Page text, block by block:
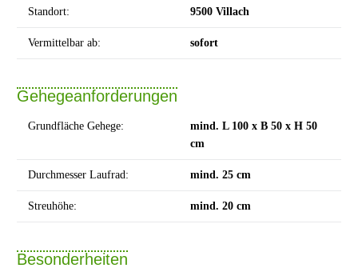
Standort: 9500 Villach
Vermittelbar ab: sofort
Gehegeanforderungen
Grundfläche Gehege:
mind. L 100 x B 50 x H 50
cm
Durchmesser Laufrad: mind. 25 cm
Streuhöhe: mind. 20 cm
Besonderheiten